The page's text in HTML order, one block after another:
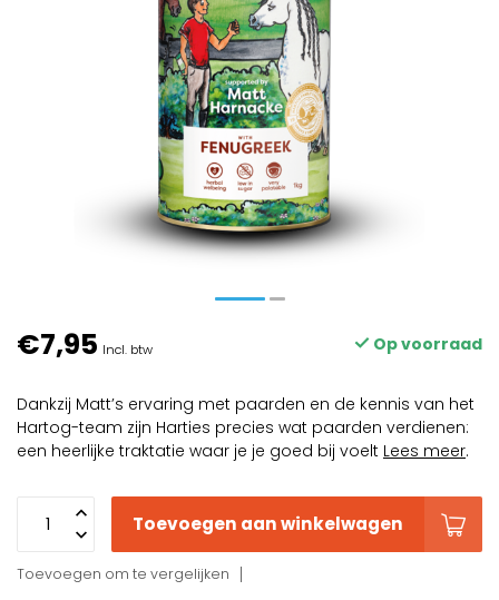
€7,95 Incl. btw Op voorraad
Dankzij Matt’s ervaring met paarden en de kennis van het
Hartog-team zijn Harties precies wat paarden verdienen:
een heerlijke traktatie waar je je goed bij voelt Lees meer.
Toevoegen aan winkelwagen
Toevoegen om te vergelijken